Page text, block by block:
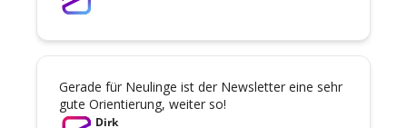
Gerade für Neulinge ist der Newsletter eine sehr
gute Orientierung, weiter so!
Dirk